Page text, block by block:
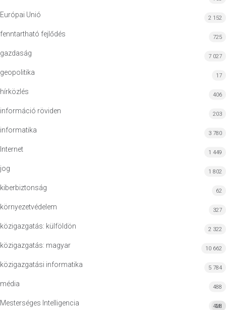
Európai Unió 2 152
fenntartható fejlődés 725
gazdaság 7 027
geopolitika 17
hírközlés 406
információ röviden 203
informatika 3 780
Internet 1 449
jog 1 802
kiberbiztonság 62
környezetvédelem 327
közigazgatás: külföldön 2 322
közigazgatás: magyar 10 662
közigazgatási informatika 5 784
média 488
Mesterséges Intelligencia MI
428